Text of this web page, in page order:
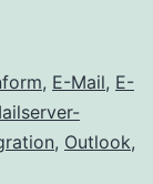
, E-Mail, E-
, Outlook,